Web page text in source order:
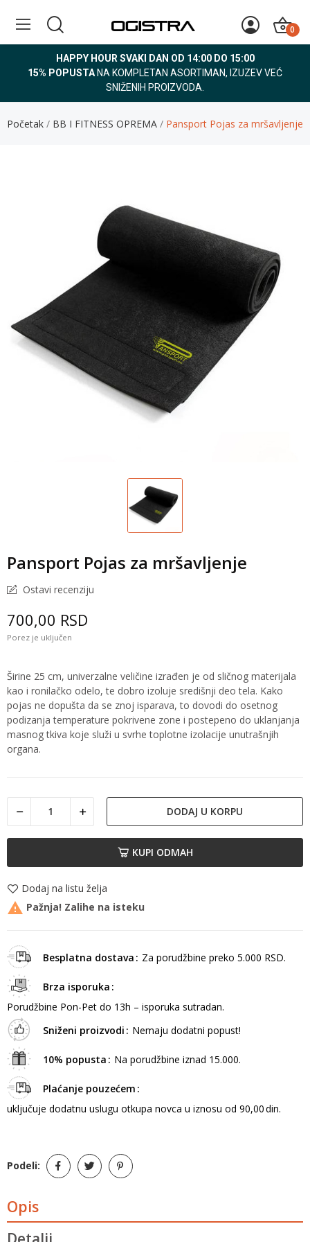
0
HAPPY HOUR SVAKI DAN OD 14:00 DO 15:00
15% POPUSTA NA KOMPLETAN ASORTIMAN, IZUZEV VEĆ
SNIŽENIH PROIZVODA.
Početak BB I FITNESS OPREMA Pansport Pojas za mršavljenje
Pansport Pojas za mršavljenje
Ostavi recenziju
700,00 RSD
Porez je uključen
Širine 25 cm, univerzalne veličine izrađen je od sličnog materijala
kao i ronilačko odelo, te dobro izoluje središnji deo tela. Kako
pojas ne dopušta da se znoj isparava, to dovodi do osetnog
podizanja temperature pokrivene zone i postepeno do uklanjanja
masnog tkiva koje služi u svrhe toplotne izolacije unutrašnjih
organa.
DODAJ U KORPU
KUPI ODMAH
Dodaj na listu želja
 Pažnja! Zalihe na isteku
Besplatna dostava Za porudžbine preko 5.000 RSD.
Brza isporuka
Porudžbine Pon-Pet do 13h – isporuka sutradan.
Sniženi proizvodi
Nemaju dodatni popust!
10% popusta Na porudžbine iznad 15.000.
Plaćanje pouzećem
uključuje dodatnu uslugu otkupa novca u iznosu od 90,00 din.
Podeli:
Opis